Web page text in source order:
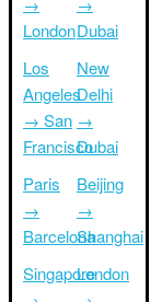
London
Los
Angeles
→ San
Francisco
Paris
→
Barcelona
Singapore
Dubai
New
Delhi
→
Dubai
Beijing
→
Shanghai
London